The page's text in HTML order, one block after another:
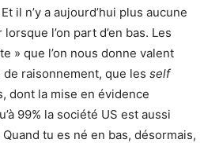
il n’y a aujourd’hui plus aucune
l’on part d’en bas. Les
» que l’on nous donne valent
raisonnement, que les self
dont la mise en évidence
99% la société US est aussi
tu es né en bas, désormais,